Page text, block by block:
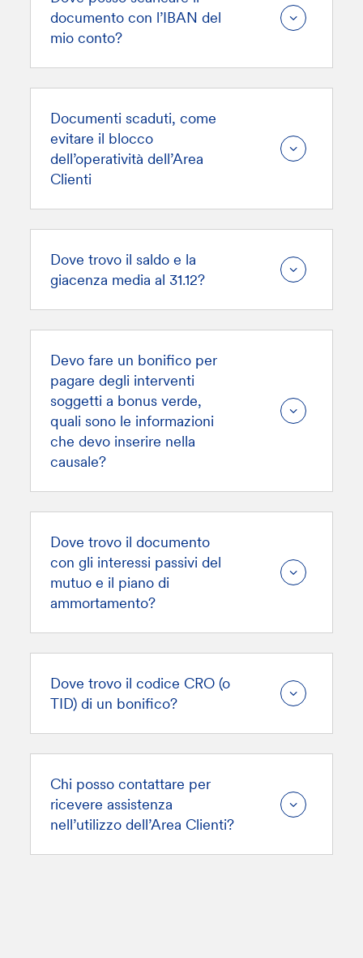
documento con l’IBAN del
mio conto?
Documenti scaduti, come
evitare il blocco
dell’operatività dell’Area
Clienti
Dove trovo il saldo e la
giacenza media al 31.12?
Devo fare un bonifico per
pagare degli interventi
soggetti a bonus verde,
quali sono le informazioni
che devo inserire nella
causale?
Dove trovo il documento
con gli interessi passivi del
mutuo e il piano di
ammortamento?
Dove trovo il codice CRO (o
TID) di un bonifico?
Chi posso contattare per
ricevere assistenza
nell’utilizzo dell’Area Clienti?